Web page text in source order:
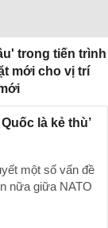
trong tiến trình
mới cho vị trí
là kẻ thù’
một số vấn đề
nữa giữa NATO